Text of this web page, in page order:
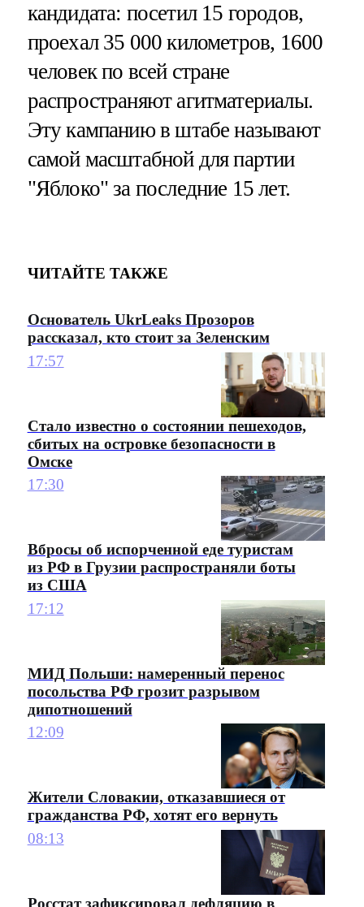
кандидата: посетил 15 городов,
проехал 35 000 километров, 1600
человек по всей стране
распространяют агитматериалы.
Эту кампанию в штабе называют
самой масштабной для партии
"Яблоко" за последние 15 лет.
ЧИТАЙТЕ ТАКЖЕ
Основатель UkrLeaks Прозоров
рассказал, кто стоит за Зеленским
17:57
Стало известно о состоянии пешеходов,
сбитых на островке безопасности в
Омске
17:30
Вбросы об испорченной еде туристам
из РФ в Грузии распространяли боты
из США
17:12
МИД Польши: намеренный перенос
посольства РФ грозит разрывом
дипотношений
12:09
Жители Словакии, отказавшиеся от
гражданства РФ, хотят его вернуть
08:13
Росстат зафиксировал дефляцию в